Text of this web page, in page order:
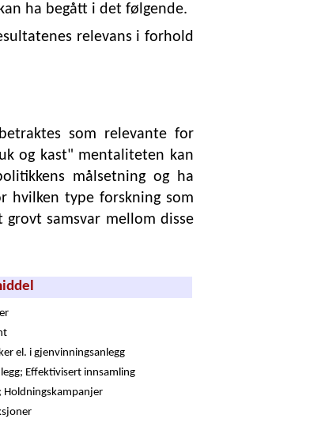
ha begått i det følgende.
relevans i forhold
som relevante for
og kast" mentaliteten kan
målsetning og ha
hvilken type forskning som
samsvar mellom disse
el. i gjenvinningsanlegg
Effektivisert innsamling
Holdningskampanjer